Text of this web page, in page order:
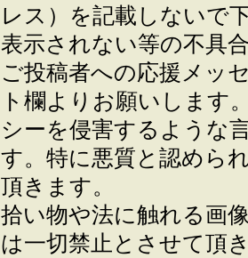
レス）を記載しないで
表示されない等の不具
ご投稿者への応援メッ
ト欄よりお願いします
シーを侵害するような
す。特に悪質と認めら
頂きます。
拾い物や法に触れる画
は一切禁止とさせて頂